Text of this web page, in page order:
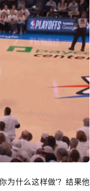
为什么这样做’？结果他